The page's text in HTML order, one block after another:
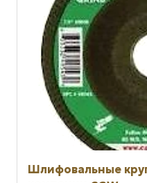
Шлифовальные